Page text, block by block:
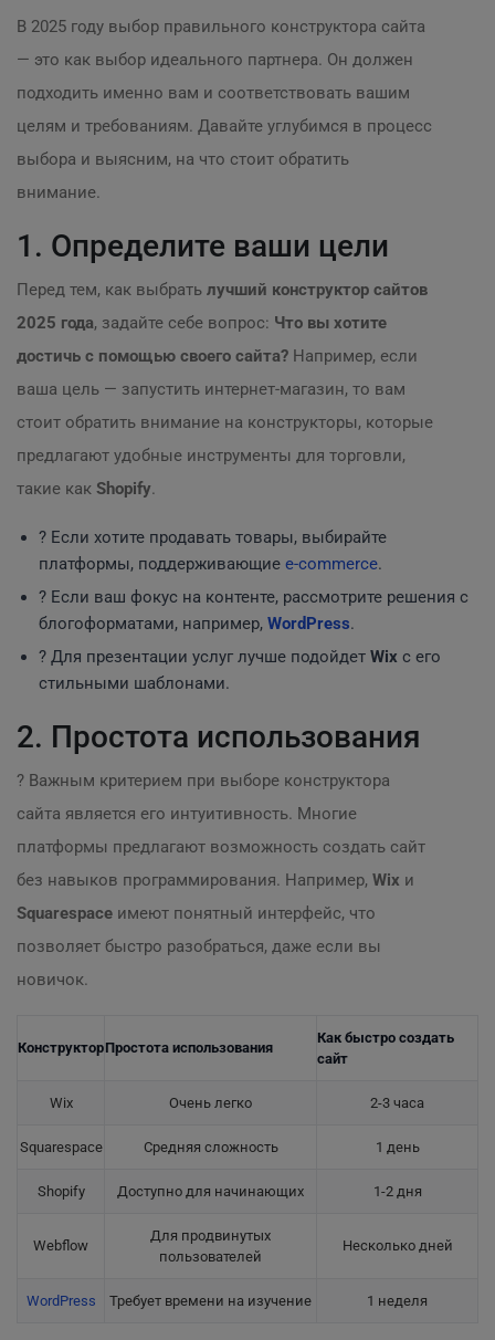
В 2025 году выбор правильного конструктора сайта
— это как выбор идеального партнера. Он должен
подходить именно вам и соответствовать вашим
целям и требованиям. Давайте углубимся в процесс
выбора и выясним, на что стоит обратить
внимание.
1. Определите ваши цели
Перед тем, как выбрать лучший конструктор сайтов
2025 года, задайте себе вопрос: Что вы хотите
достичь с помощью своего сайта? Например, если
ваша цель — запустить интернет-магазин, то вам
стоит обратить внимание на конструкторы, которые
предлагают удобные инструменты для торговли,
такие как Shopify.
? Если хотите продавать товары, выбирайте
платформы, поддерживающие e-commerce.
? Если ваш фокус на контенте, рассмотрите решения с
блогоформатами, например, WordPress.
? Для презентации услуг лучше подойдет Wix с его
стильными шаблонами.
2. Простота использования
? Важным критерием при выборе конструктора
сайта является его интуитивность. Многие
платформы предлагают возможность создать сайт
без навыков программирования. Например, Wix и
Squarespace имеют понятный интерфейс, что
позволяет быстро разобраться, даже если вы
новичок.
КонструкторПростота использования
Как быстро создать
сайт
Wix Очень легко 2-3 часа
Squarespace Средняя сложность 1 день
Shopify Доступно для начинающих 1-2 дня
Webflow
Для продвинутых
пользователей
Несколько дней
WordPress Требует времени на изучение 1 неделя